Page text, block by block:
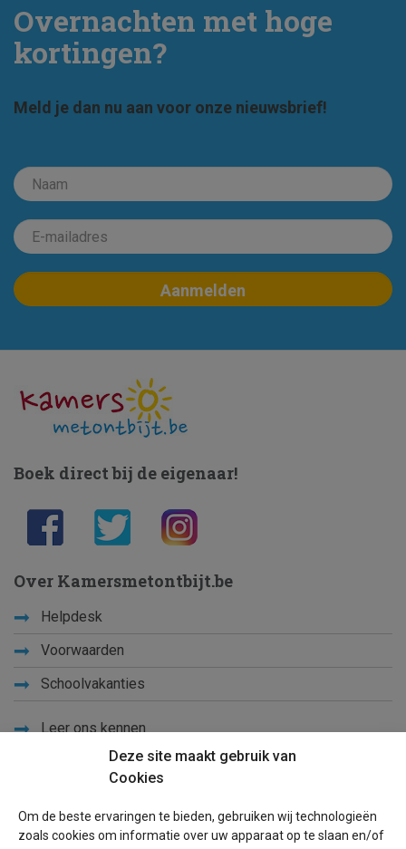
Overnachten met hoge
kortingen?
Meld je dan nu aan voor onze nieuwsbrief!
Deze site maakt gebruik van
Cookies
Om de beste ervaringen te bieden, gebruiken wij technologieën
zoals cookies om informatie over uw apparaat op te slaan en/of
Boek direct bij de eigenaar!
Over Kamersmetontbijt.be
Helpdesk
Voorwaarden
Schoolvakanties
Leer ons kennen
Sitemap